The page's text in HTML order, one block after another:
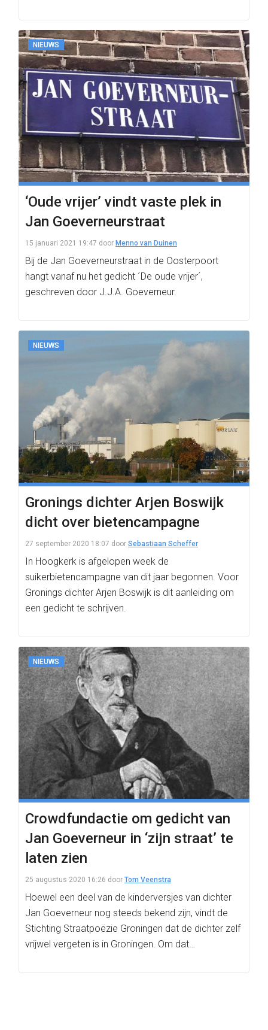
NIEUWS
‘Oude vrijer’ vindt vaste plek in
Jan Goeverneurstraat
15 januari 2021 19:47 door Menno van Duinen
Bij de Jan Goeverneurstraat in de Oosterpoort
hangt vanaf nu het gedicht ´De oude vrijer´,
geschreven door J.J.A. Goeverneur.
NIEUWS
Gronings dichter Arjen Boswijk
dicht over bietencampagne
27 september 2020 18:07 door Sebastiaan Scheffer
In Hoogkerk is afgelopen week de
suikerbietencampagne van dit jaar begonnen. Voor
Gronings dichter Arjen Boswijk is dit aanleiding om
een gedicht te schrijven.
NIEUWS
Crowdfundactie om gedicht van
Jan Goeverneur in ‘zijn straat’ te
laten zien
25 augustus 2020 16:26 door Tom Veenstra
Hoewel een deel van de kinderversjes van dichter
Jan Goeverneur nog steeds bekend zijn, vindt de
Stichting Straatpoëzie Groningen dat de dichter zelf
vrijwel vergeten is in Groningen. Om dat…